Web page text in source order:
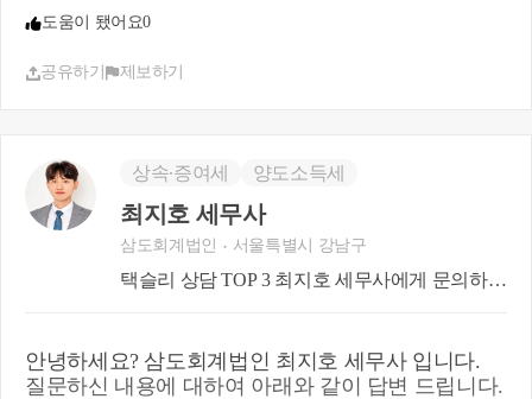
금액에 대해 남편분에 대한 증여신고가 필요할 수 있
습니다.
공동으로 형성한 자금이라 할 지라도 명확한 구분이
내 공제금액을 이용하여 증여 신고를 하는 것이 좋습
니다.
그 외에 6억 공제를 이미 활용하였거나 하는 등 사안
게 진행됩니다.
도움이 됐어요0
공유하기 제보하기
상속∙증여세 양도소득세
최지호 세무사
삼도회계법인 서울특별시 강남구
택슬리 상담 TOP 3 최지호 세무사에게 문의하세
안녕하세요? 삼도회계법인 최지호 세무사 입니다.
질문하신 내용에 대하여 아래와 같이 답변 드립니다.